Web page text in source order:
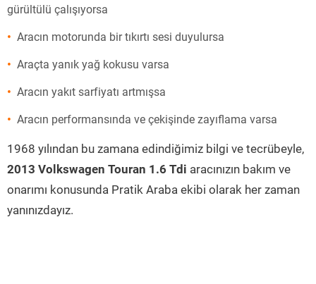
gürültülü çalışıyorsa
Aracın motorunda bir tıkırtı sesi duyulursa
Araçta yanık yağ kokusu varsa
Aracın yakıt sarfiyatı artmışsa
Aracın performansında ve çekişinde zayıflama varsa
1968 yılından bu zamana edindiğimiz bilgi ve tecrübeyle,
2013 Volkswagen Touran 1.6 Tdi aracınızın bakım ve
onarımı konusunda Pratik Araba ekibi olarak her zaman
yanınızdayız.